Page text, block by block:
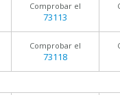
Comprobar el
73113
Comprobar el
73118